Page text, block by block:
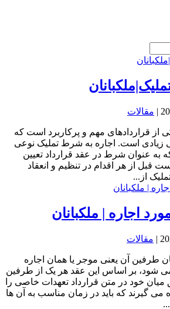
| مقالات
از قرارداد‌های‌ مهم و پر‌کاربرد است که
زیادی است. اجاره به شرط تملیک نوعی
به عنوان شرط در عقد قرارداد تعیین
قبل از هر اقدام در تنظیم و انعقاد
از...
اجاره | ملکبانان
| مقالات
طرفین آن یعنی موجر یا همان اجاره
شود، بر اساس این عقد هر یک از طرفین
میان خود در متن قرارداد تعهدات خاصی را
می گیرند که باید در زمان مناسب به آن ها